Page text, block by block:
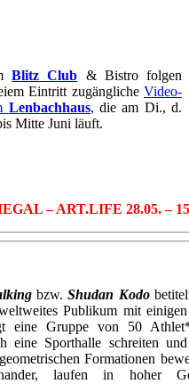
Blitz Club & Bistro folgen
Eintritt zugängliche Video-
Lenbachhaus, die am Di., d.
Mitte Juni läuft.
– ART.LIFE 28.05. –
bzw.Shudan Kodo
Publikum mit
eine Gruppe von 50
eine Sporthalle schreiten
Formationen
laufen in hoher